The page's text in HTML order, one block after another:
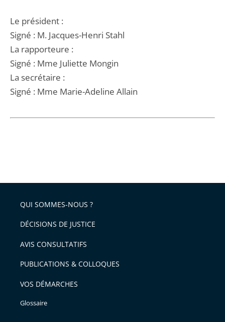
Le président :
Signé : M. Jacques-Henri Stahl
La rapporteure :
Signé : Mme Juliette Mongin
La secrétaire :
Signé : Mme Marie-Adeline Allain
QUI SOMMES-NOUS ?
DÉCISIONS DE JUSTICE
AVIS CONSULTATIFS
PUBLICATIONS & COLLOQUES
VOS DÉMARCHES
Glossaire